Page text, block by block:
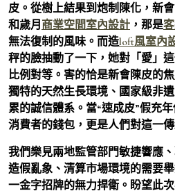
皮。從樹上結果到炮制陳化，新
和歲月 商業空間室內設計 ，那是
無法復制的風味。而造loft風室內
秤的臉抽動了一下，她對「愛」
比例對等。害的恰是新會陳皮的焦
獨特的天然生長環境、國家級非
累的誠信體系。當“速成皮”假充
消費者的錢包，更是人們對這一
我們樂見兩地監管部門敏捷響應
造假亂象、清算市場環境的需要
一金字招牌的無力捍衛。盼望此